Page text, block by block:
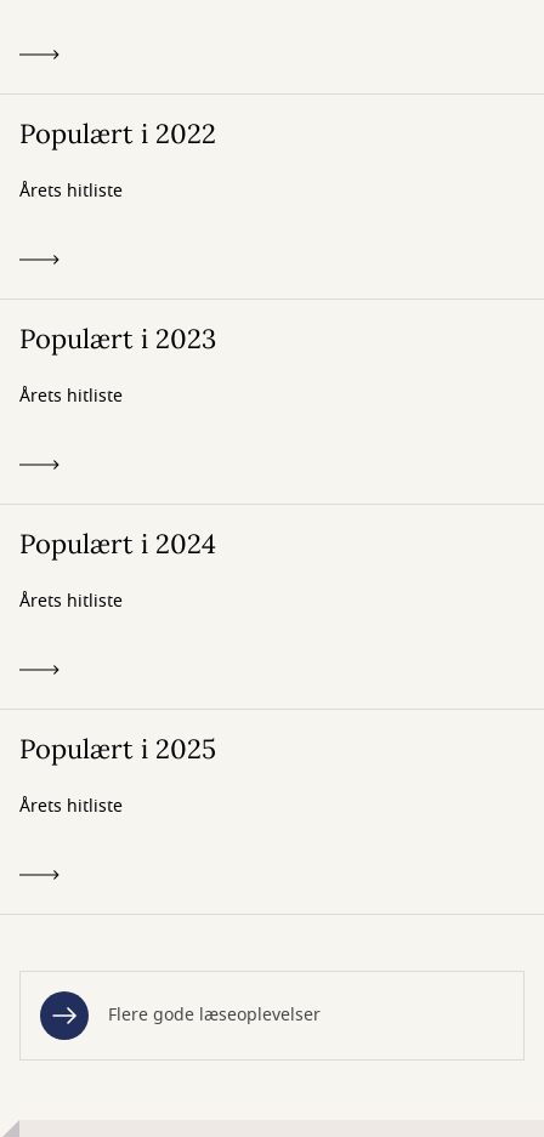
Populært i 2022
Årets hitliste
Populært i 2023
Årets hitliste
Populært i 2024
Årets hitliste
Populært i 2025
Årets hitliste
Flere gode læseoplevelser